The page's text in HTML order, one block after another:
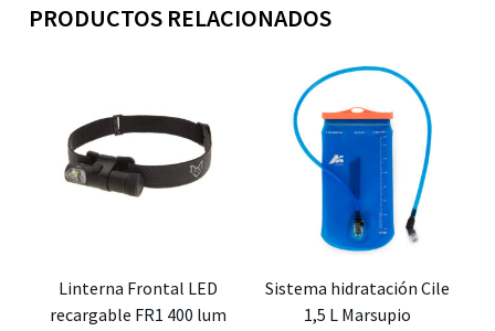
PRODUCTOS RELACIONADOS
Linterna Frontal LED
recargable FR1 400 lum
Sistema hidratación Cile
1,5 L Marsupio